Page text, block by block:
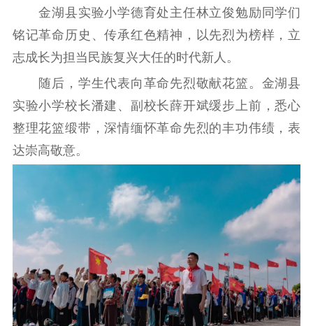
社会宣传
思想政治教育 爱国主义教育
用
新闻出版
精品出版
扫黄打非
电影工作
电影创作 电影市场
机关党建
党建要闻 学习在线
金湖县实验小学德育处主任林立俊勉励同学们
铭记革命历史、传承红色精神，以先烈为榜样，立
志成长为担当民族复兴大任的时代新人。
随后，学生代表向革命先烈敬献花篮。金湖县
实验小学校长潘建、副校长薛开斌缓步上前，悉心
整理花篮缎带，深情缅怀革命先烈的丰功伟绩，表
达崇高敬意。